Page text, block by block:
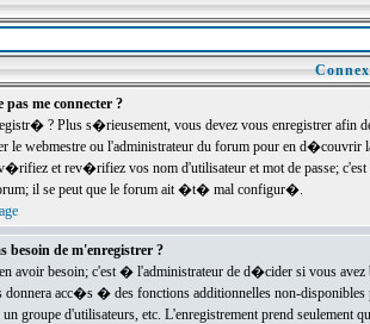
me connecter ?
? Plus s�rieusement, vous devez vous enregistrer
le webmestre ou l'administrateur du forum pour en
et rev�rifiez vos nom d'utilisateur et mot de passe;
il se peut que le forum ait �t� mal configur�.
besoin de m'enregistrer ?
avoir besoin; c'est � l'administrateur de d�cider si vous
donnera acc�s � des fonctions additionnelles non-
groupe d'utilisateurs, etc. L'enregistrement prend seulement